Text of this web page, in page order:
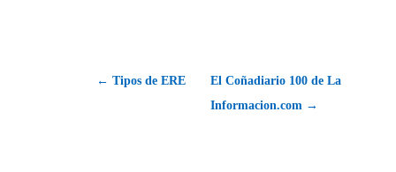
← Tipos de ERE
El Coñadiario 100 de La
Informacion.com →